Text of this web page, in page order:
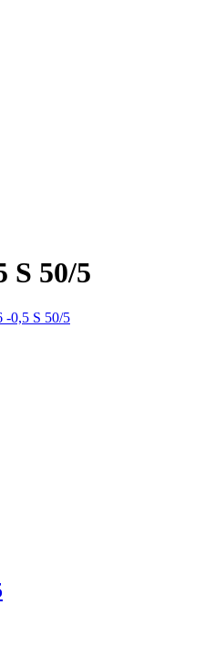
S 50/5
0,5 S 50/5